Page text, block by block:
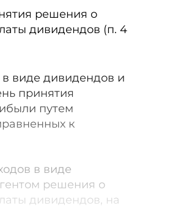
решения о
дивидендов (п. 4
в виде дивидендов и
принятия
путем
к
в виде
решения о
дивидендов, на